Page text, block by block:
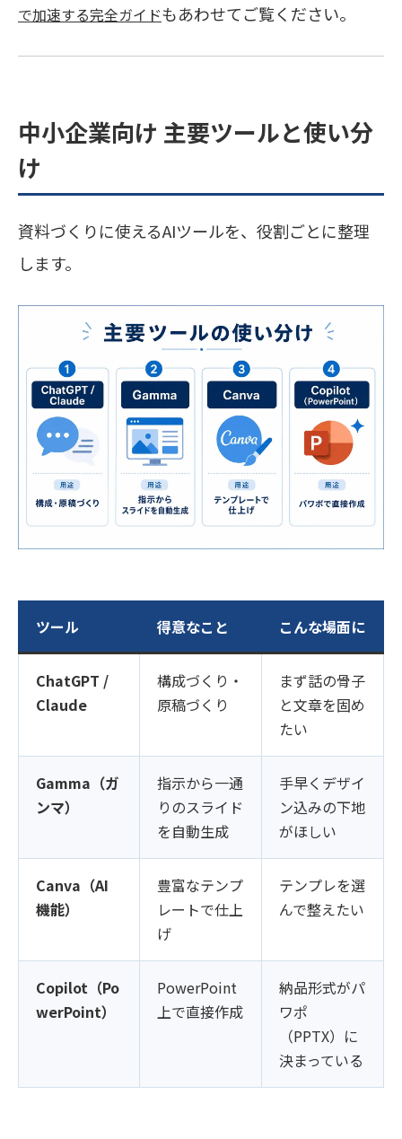
で加速する完全ガイドもあわせてご覧ください。
中小企業向け 主要ツールと使い分
け
資料づくりに使えるAIツールを、役割ごとに整理
します。
ツール 得意なこと こんな場面に
ChatGPT /
Claude
構成づくり・
原稿づくり
まず話の骨子
と文章を固め
たい
Gamma（ガ
ンマ）
指示から一通
りのスライド
を自動生成
手早くデザイ
ン込みの下地
がほしい
Canva（AI
機能）
豊富なテンプ
レートで仕上
げ
テンプレを選
んで整えたい
Copilot（Po
werPoint）
PowerPoint
上で直接作成
納品形式がパ
ワポ
（PPTX）に
決まっている